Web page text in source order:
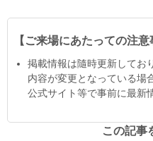
【ご来場にあたっての注意
掲載情報は隨時更新してお
内容が変更となっている場
公式サイト等で事前に最新
この記事